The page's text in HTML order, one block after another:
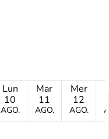
Lun
10
AGO.
Mar
11
AGO.
Mer
12
AGO.